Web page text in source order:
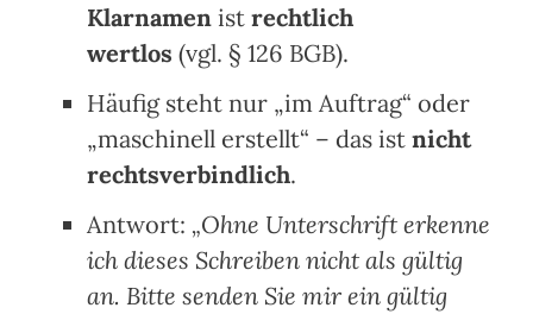
Klarnamen istrechtlich
wertlos (vgl. § 126 BGB).
Häufig steht nur „im Auftrag“ oder
„maschinell erstellt“ – das istnicht
rechtsverbindlich.
Antwort: „Ohne Unterschrift erkenne
ich dieses Schreiben nicht als gültig
an. Bitte senden Sie mir ein gültig